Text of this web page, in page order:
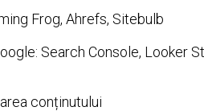
Frog, Ahrefs, Sitebulb
Search Console, Looker
conținutului